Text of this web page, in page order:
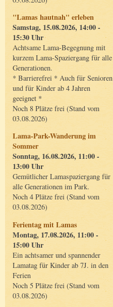
"Lamas hautnah" erleben
Samstag, 15.08.2026, 14:00 -
15:30 Uhr
Achtsame Lama-Begegnung mit
kurzem Lama-Spaziergang für alle
Generationen.
* Barrierefrei * Auch für Senioren
und für Kinder ab 4 Jahren
geeignet *
Noch 8 Plätze frei (Stand vom
03.08.2026)
Lama-Park-Wanderung im
Sommer
Sonntag, 16.08.2026, 11:00 -
13:00 Uhr
Gemütlicher Lamaspaziergang für
alle Generationen im Park.
Noch 4 Plätze frei (Stand vom
03.08.2026)
Ferientag mit Lamas
Montag, 17.08.2026, 11:00 -
15:00 Uhr
Ein achtsamer und spannender
Lamatag für Kinder ab 7J. in den
Ferien
Noch 5 Plätze frei (Stand vom
03.08.2026)